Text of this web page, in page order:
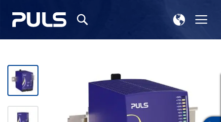
导
选
择
结
尾
的